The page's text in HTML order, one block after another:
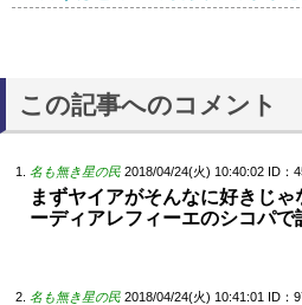
この記事へのコメント
名も無き星の民 2018/04/24(火) 10:40:02 ID：
まずヤイアがそんなに好きじ
ーディアレフィーエのシコパで
名も無き星の民 2018/04/24(火) 10:41:01 ID：